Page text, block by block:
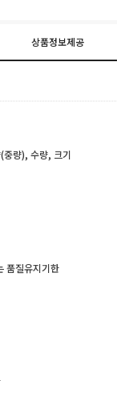
상품정보제공
중량), 수량, 크기
품질유지기한